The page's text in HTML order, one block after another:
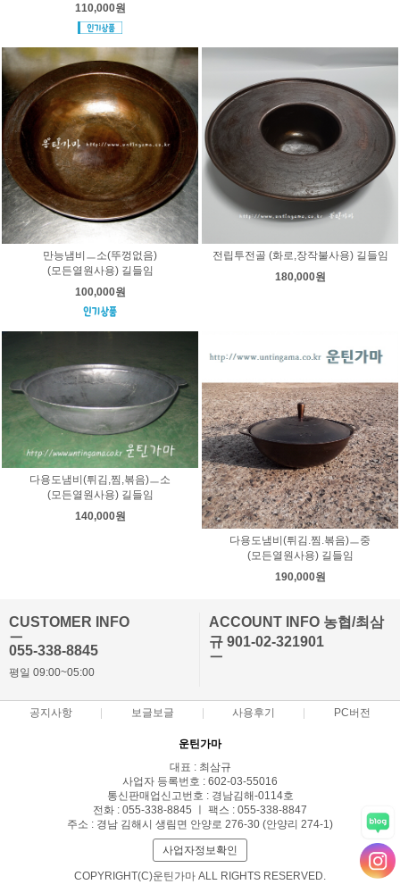
110,000원
만능냄비ㅡ소(뚜껑없음)
(모든열원사용) 길들임
100,000원
전립투전골 (화로,장작불사용) 길들임
180,000원
다용도냄비(튀김,찜,볶음)ㅡ소
(모든열원사용) 길들임
140,000원
다용도냄비(튀김.찜.볶음)ㅡ중
(모든열원사용) 길들임
190,000원
CUSTOMER INFO
ㅡ
055-338-8845
평일 09:00~05:00
ACCOUNT INFO 농협/최삼
규 901-02-321901
ㅡ
공지사항 보글보글 사용후기 PC버전
운틴가마
대표 : 최삼규
사업자 등록번호 : 602-03-55016
통신판매업신고번호 : 경남김해-0114호
전화 : 055-338-8845 ㅣ 팩스 : 055-338-8847
주소 : 경남 김해시 생림면 안양로 276-30 (안양리 274-1)
사업자정보확인
COPYRIGHT(C)운틴가마 ALL RIGHTS RESERVED.